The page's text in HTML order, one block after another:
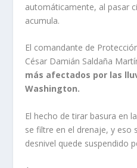
automáticamente, al pasar
acumula.
El comandante de
César Damián Saldaña
más afectados por las
Washington.
El hecho de tirar basura en
se filtre en el drenaje, y eso
desnivel quede suspendido